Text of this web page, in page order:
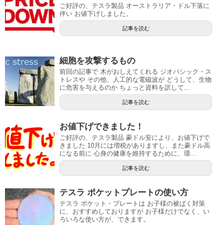
ご好評の、テスラ製品 オーストラリア・ドル下落に
伴い お値下げしました。
記事を読む
細胞を攻撃するもの
前回の記事で 木がおしえてくれる ジオパシック・ス
トレスや その他、人工的な電磁波が どうして、生物
に危害を与えるのか ちょっと資料を訳して...
記事を読む
お値下げできました！
ご好評の、テスラ製品 豪ドル安により、お値下げで
きました 10月には増税がありますし、また豪ドル高
になる前に 心身の健康を維持するために、環...
記事を読む
テスラ ポケットプレートの使い方
テスラ ポケット・プレートは お子様の被ばく対策
に、おすすめしておりますが お子様だけでなく、い
ろいろな使い方が、できます。